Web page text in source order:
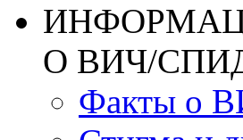
О ВИЧ/
Факты о